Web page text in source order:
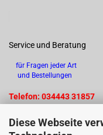
Diese Webseite
Service und Beratung
für Fragen jeder Art
und Bestellungen
Telefon: 034443 31857